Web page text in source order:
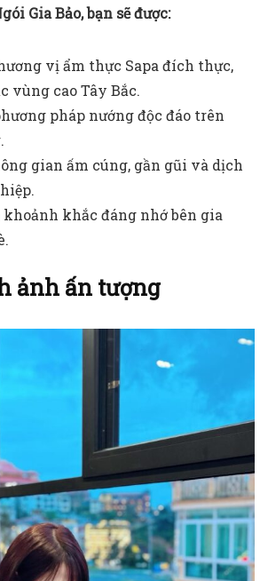
Gia Bảo, bạn sẽ được:
vị ẩm thực Sapa đích thực,
vùng cao Tây Bắc.
pháp nướng độc đáo trên
gian ấm cúng, gần gũi và dịch
khắc đáng nhớ bên gia
ảnh ấn tượng